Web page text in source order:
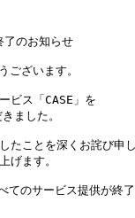
了のお知らせ
ざいます。
ビス「CASE」を
ました。
たことを深くお詫び申
げます。
てのサービス提供が終